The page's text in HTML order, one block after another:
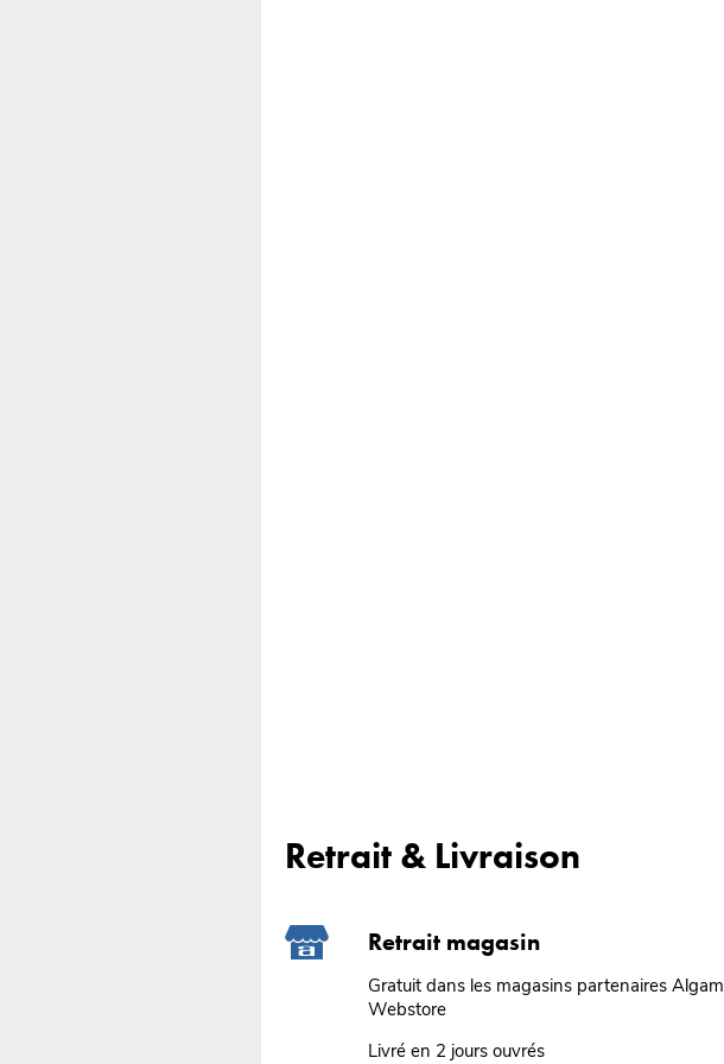
Retrait & Livraison
Retrait magasin
Gratuit dans les magasins partenaires Algam
Webstore
Livré en 2 jours ouvrés